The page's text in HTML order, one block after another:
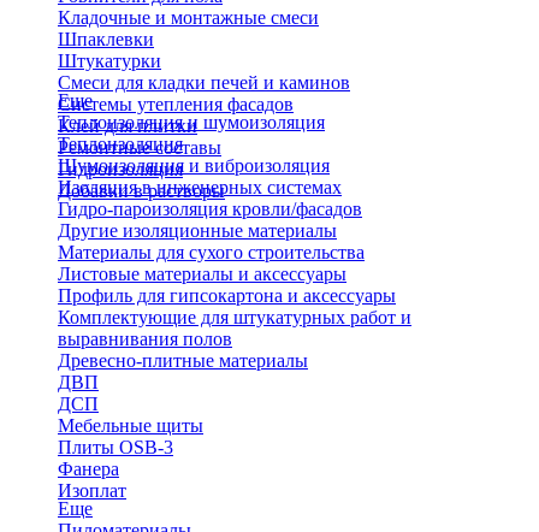
Кладочные и монтажные смеси
Шпаклевки
Штукатурки
Смеси для кладки печей и каминов
Системы утепления фасадов
Клей для плитки
Ремонтные составы
Гидроизоляция
Добавки в растворы
Еще
Теплоизоляция и шумоизоляция
Теплоизоляция
Шумоизоляция и виброизоляция
Изоляция в инженерных системах
Гидро-пароизоляция кровли/фасадов
Другие изоляционные материалы
Материалы для сухого строительства
Листовые материалы и аксессуары
Профиль для гипсокартона и аксессуары
Комплектующие для штукатурных работ и
выравнивания полов
Древесно-плитные материалы
ДВП
ДСП
Мебельные щиты
Плиты OSB-3
Фанера
Изоплат
Еще